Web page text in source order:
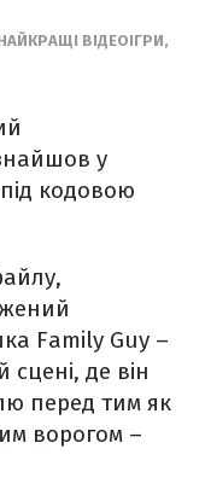
ВІДЕОІГРИ,
у
кодовою
Family Guy –
сцені, де він
перед тим як
ворогом –